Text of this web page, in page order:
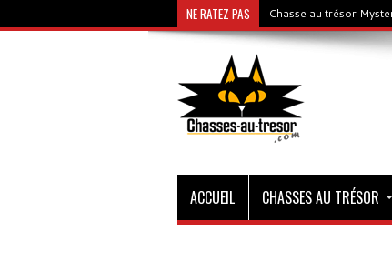
NE RATEZ PAS Chasse au trésor
ACCUEIL CHASSES AU TRÉSOR